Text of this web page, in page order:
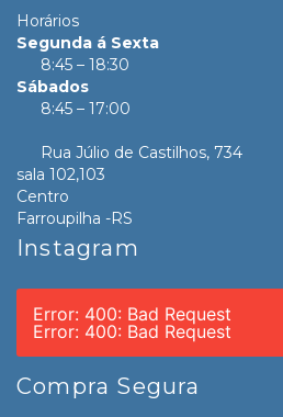
Horários
Segunda á Sexta
8:45 – 18:30
Sábados
8:45 – 17:00
Rua Júlio de Castilhos, 734
sala 102,103
Centro
Farroupilha -RS
Instagram
Error: 400: Bad Request
Error: 400: Bad Request
Compra Segura